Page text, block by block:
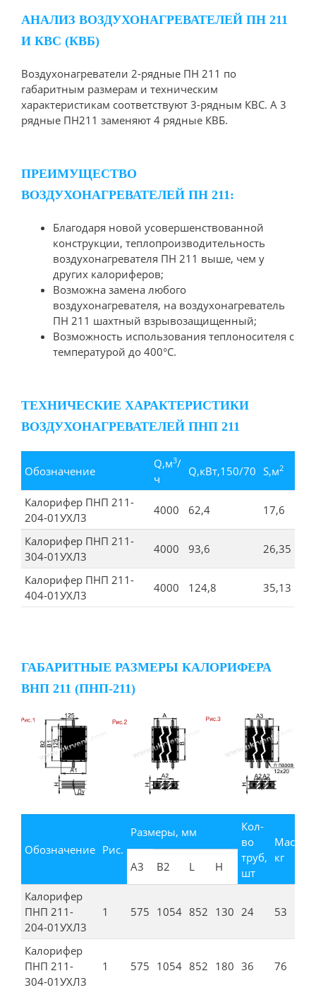
АНАЛИЗ ВОЗДУХОНАГРЕВАТЕЛЕЙ ПН 211
И КВС (КВБ)
Воздухонагреватели 2-рядные ПН 211 по
габаритным размерам и техническим
характеристикам соответствуют 3-рядным КВС. А 3
рядные ПН211 заменяют 4 рядные КВБ.
ПРЕИМУЩЕСТВО
ВОЗДУХОНАГРЕВАТЕЛЕЙ ПН 211:
Благодаря новой усовершенствованной
конструкции, теплопроизводительность
воздухонагревателя ПН 211 выше, чем у
других калориферов;
Возможна замена любого
воздухонагревателя, на воздухонагреватель
ПН 211 шахтный взрывозащищенный;
Возможность использования теплоносителя с
температурой до 400°С.
ТЕХНИЧЕСКИЕ ХАРАКТЕРИСТИКИ
ВОЗДУХОНАГРЕВАТЕЛЕЙ ПНП 211
Обозначение
Q,м3/
ч
Q,кВт,150/70 S,м2
Калорифер ПНП 211-
204-01УХЛ3
4000 62,4 17,6
Калорифер ПНП 211-
304-01УХЛ3
4000 93,6 26,35
Калорифер ПНП 211-
404-01УХЛ3
4000 124,8 35,13
ГАБАРИТНЫЕ РАЗМЕРЫ КАЛОРИФЕРА
ВНП 211 (ПНП-211)
Обозначение Рис.
Размеры, мм
Кол-
во
труб,
шт
Масса,
кг
А3 В2 L H
Калорифер
ПНП 211-
204-01УХЛ3
1 575 1054 852 130 24 53
Калорифер
ПНП 211-
304-01УХЛ3
1 575 1054 852 180 36 76